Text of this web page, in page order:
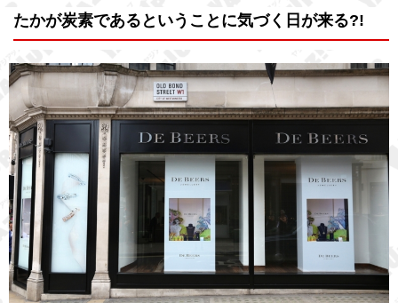
たかが炭素であるということに気づく日が来る?!